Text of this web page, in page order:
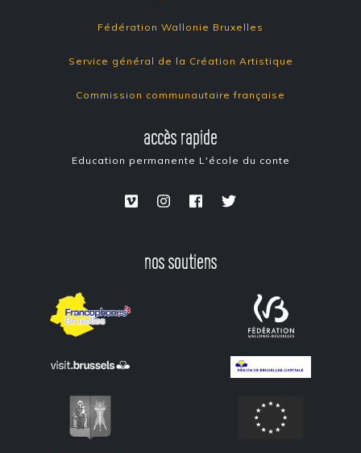
Fédération Wallonie Bruxelles
Service général de la Création Artistique
Commission communautaire française
accès rapide
Education permanente L'école du conte
nos soutiens